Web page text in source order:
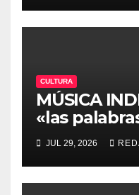
CULTURA
MÚSICA
«las
un gran
edición de
JUL 29, 2026